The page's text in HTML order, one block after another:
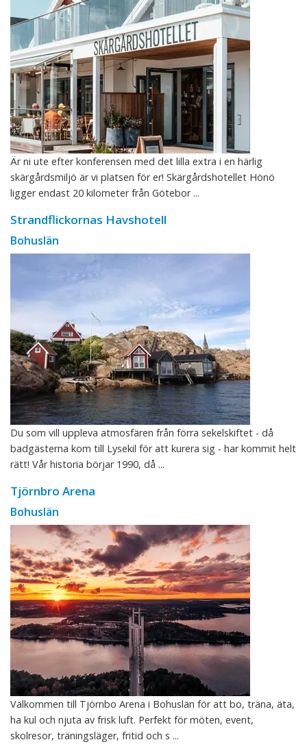
Är ni ute efter konferensen med det lilla extra i en härlig
skärgårdsmiljö är vi platsen för er! Skärgårdshotellet Hönö
ligger endast 20 kilometer från Götebor ...
Strandflickornas Havshotell
Bohuslän
Du som vill uppleva atmosfären från förra sekelskiftet - då
badgästerna kom till Lysekil för att kurera sig - har kommit helt
rätt! Vår historia börjar 1990, då ...
Tjörnbro Arena
Bohuslän
Välkommen till Tjörnbo Arena i Bohuslän för att bo, träna, äta,
ha kul och njuta av frisk luft. Perfekt för möten, event,
skolresor, träningsläger, fritid och s ...